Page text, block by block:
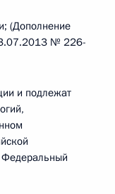
(Дополнение
№ 226-
и подлежат